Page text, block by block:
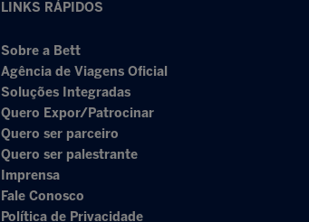
LINKS RÁPIDOS
Sobre a Bett
Agência de Viagens Oficial
Soluções Integradas
Quero Expor/Patrocinar
Quero ser parceiro
Quero ser palestrante
Imprensa
Fale Conosco
Política de Privacidade